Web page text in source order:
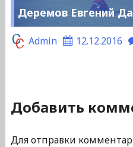
Деремов Евгений
Admin 12.12.2016
Добавить
Для отправки